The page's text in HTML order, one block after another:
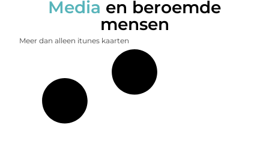
Media en beroemde
mensen
Meer dan alleen itunes kaarten